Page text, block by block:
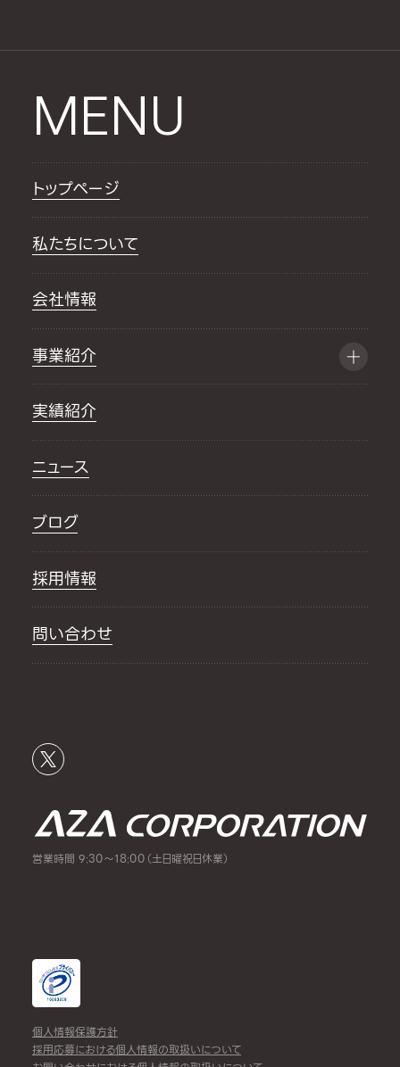
MENU
トップページ
私たちについて
会社情報
事業紹介
実績紹介
ニュース
ブログ
採用情報
問い合わせ
営業時間 9:30～18:00（土日曜祝日休業）
個人情報保護方針
採用応募における個人情報の取扱いについて